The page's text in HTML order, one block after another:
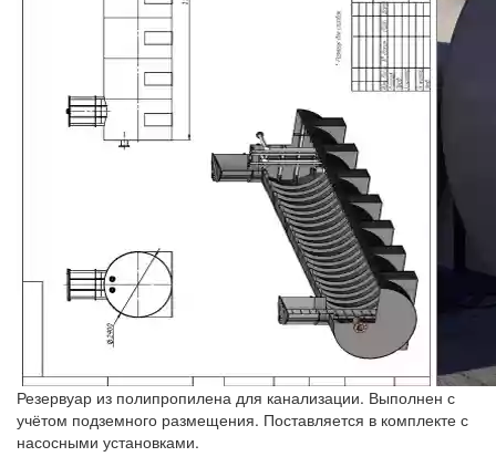
Резервуар из полипропилена для канализации. Выполнен с
учётом подземного размещения. Поставляется в комплекте с
насосными установками.